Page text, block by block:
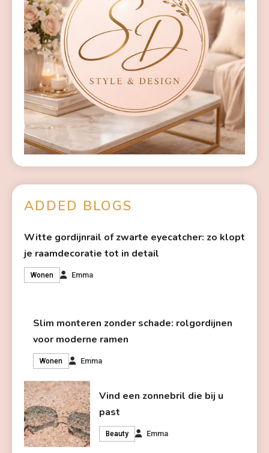
ADDED BLOGS
Witte gordijnrail of zwarte eyecatcher: zo klopt
je raamdecoratie tot in detail
Wonen Emma
Slim monteren zonder schade: rolgordijnen
voor moderne ramen
Wonen Emma
Vind een zonnebril die bij u
past
Beauty Emma